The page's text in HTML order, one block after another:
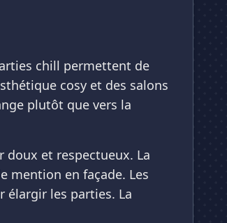
chill permettent de
cosy et des salons
plutôt que vers la
doux et respectueux. La
mention en façade. Les
élargir les parties. La